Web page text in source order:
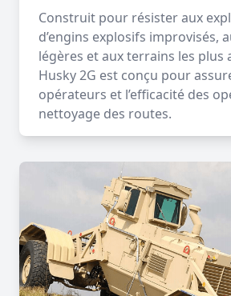
Construit pour résister aux
d’engins explosifs improvisés,
légères et aux terrains les plus
Husky 2G est conçu pour
opérateurs et l’efficacité des
nettoyage des routes.